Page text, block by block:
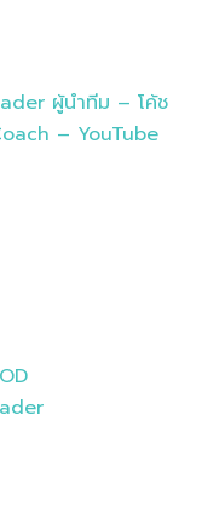
ผู้นำทีม – โค้ช
– YouTube